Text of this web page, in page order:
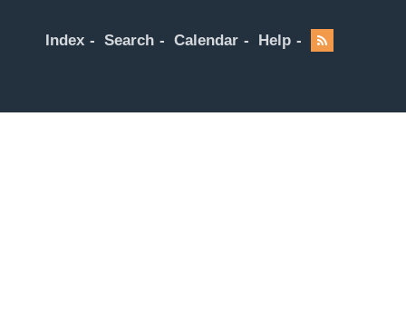
Index Search Calendar Help